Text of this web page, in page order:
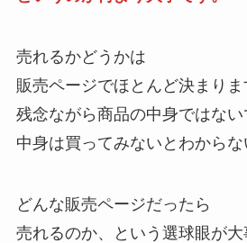
売れるかどうかは
販売ページでほとんど決まりま
残念ながら商品の中身ではない
中身は買ってみないとわからな
どんな販売ページだったら
売れるのか、という選球眼が大